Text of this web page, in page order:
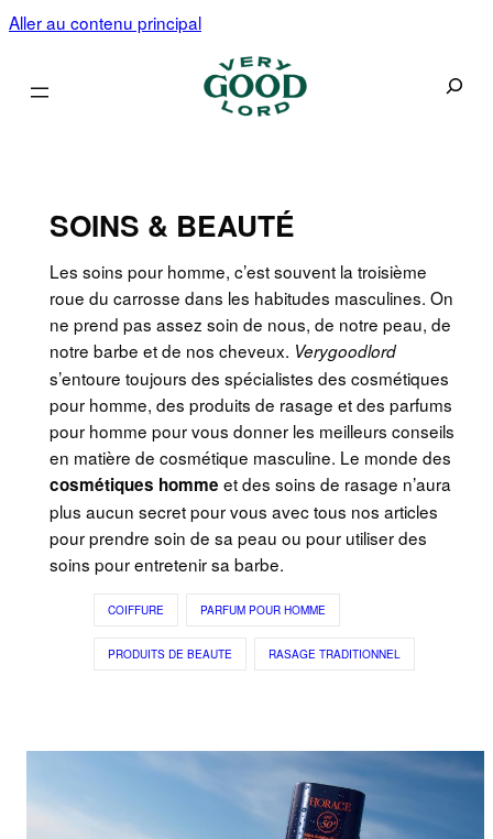
Aller au contenu principal
SOINS & BEAUTÉ
Les soins pour homme, c’est souvent la troisième
roue du carrosse dans les habitudes masculines. On
ne prend pas assez soin de nous, de notre peau, de
notre barbe et de nos cheveux. Verygoodlord
s’entoure toujours des spécialistes des cosmétiques
pour homme, des produits de rasage et des parfums
pour homme pour vous donner les meilleurs conseils
en matière de cosmétique masculine. Le monde des
cosmétiques homme et des soins de rasage n’aura
plus aucun secret pour vous avec tous nos articles
pour prendre soin de sa peau ou pour utiliser des
soins pour entretenir sa barbe.
COIFFURE PARFUM POUR HOMME
PRODUITS DE BEAUTE RASAGE TRADITIONNEL